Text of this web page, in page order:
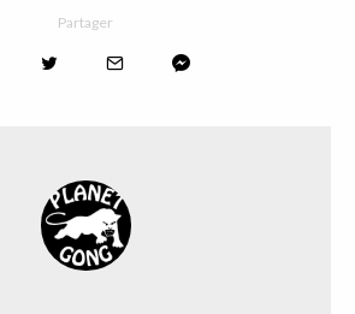
Partager